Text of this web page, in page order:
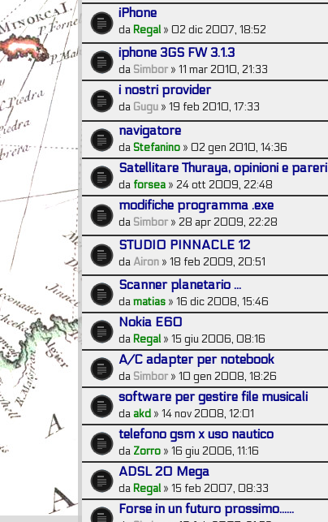
iPhone
da Regal » 02 dic 2007, 18:52
iphone 3GS FW 3.1.3
da Simbor» 11 mar 2010, 21:33
i nostri provider
da Gugu » 19 feb 2010, 17:33
navigatore
daStefanino » 02 gen 2010, 14:36
Satellitare Thuraya, opinioni e pareri
da forsea » 24 ott 2009, 22:48
modifiche programma .exe
da Simbor» 28 apr 2009, 22:28
STUDIO PINNACLE 12
daAiron » 18 feb 2009, 20:51
Scanner planetario ...
damatias » 16 dic 2008, 15:46
Nokia E60
daRegal » 15 giu 2006, 08:16
A/C adapter per notebook
da Simbor» 10 gen 2008, 18:26
software per gestire file musicali
daakd » 14 nov 2008, 12:01
telefono gsm x uso nautico
da Zorro » 16 giu 2006, 11:16
ADSL 20 Mega
daRegal » 15 feb 2007, 08:33
Forse in un futuro prossimo......